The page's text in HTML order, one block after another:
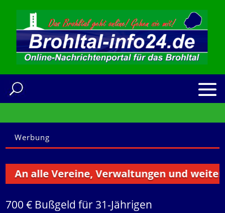
Werbung
alle Vereine, Verwaltungen und weitere
700 € Bußgeld für 31-Jährigen